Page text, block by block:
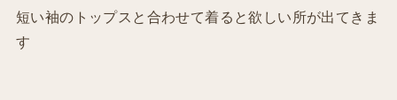
短い袖のトップスと合わせて着ると欲しい所が出てきま
す